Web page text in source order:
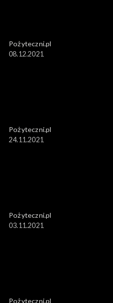
Pożyteczni.pl
08.12.2021
Pożyteczni.pl
24.11.2021
Pożyteczni.pl
03.11.2021
Pożyteczni.pl